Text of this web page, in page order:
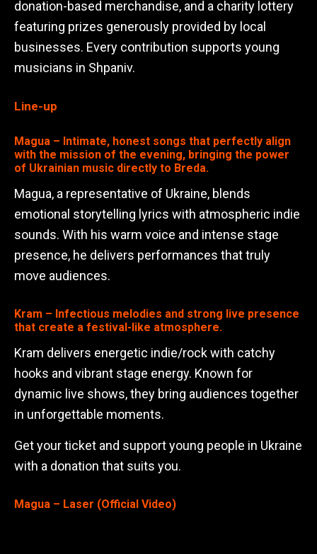
donation-based merchandise, and a charity lottery
featuring prizes generously provided by local
businesses. Every contribution supports young
musicians in Shpaniv.
Line-up
Magua – Intimate, honest songs that perfectly align
with the mission of the evening, bringing the power
of Ukrainian music directly to Breda.
Magua, a representative of Ukraine, blends
emotional storytelling lyrics with atmospheric indie
sounds. With his warm voice and intense stage
presence, he delivers performances that truly
move audiences.
Kram – Infectious melodies and strong live presence
that create a festival-like atmosphere.
Kram delivers energetic indie/rock with catchy
hooks and vibrant stage energy. Known for
dynamic live shows, they bring audiences together
in unforgettable moments.
Get your ticket and support young people in Ukraine
with a donation that suits you.
Magua – Laser (Official Video)